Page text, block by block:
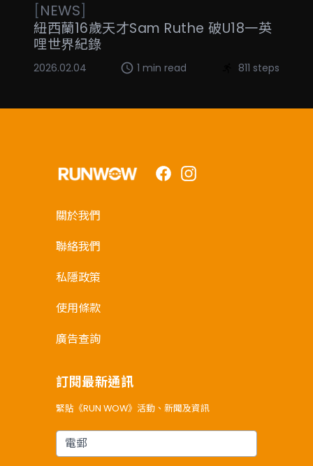
[NEWS]
紐西蘭16歲天才Sam Ruthe 破U18一英
哩世界紀錄
2026.02.04 1 min read 811 steps
FacebookInstagram
關於我們
聯絡我們
私隱政策
使用條款
廣告查詢
訂閱最新通訊
緊貼《RUN WOW》活動、新聞及資訊
電郵